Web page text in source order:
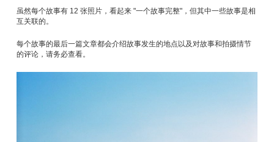
虽然每个故事有 12 张照片，看起来 "一个故事完整"，但其中一些故事是相
互关联的。
每个故事的最后一篇文章都会介绍故事发生的地点以及对故事和拍摄情节
的评论，请务必查看。